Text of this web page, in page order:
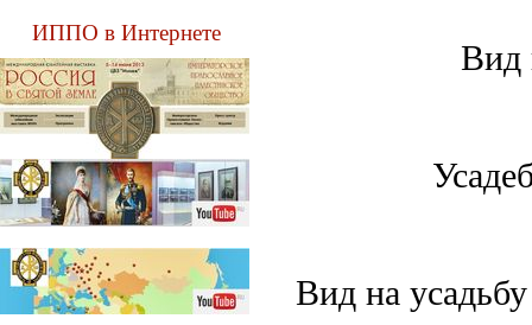
ИППО в Интернете
Вид
Вид на